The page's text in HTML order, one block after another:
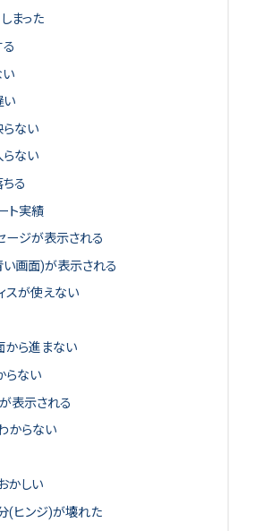
まった
い
い
らない
らない
る
ト実績
ージが表示される
い画面)が表示される
スが使えない
から進まない
らない
表示される
からない
かしい
(ヒンジ)が壊れた